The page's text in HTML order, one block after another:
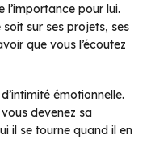
l’importance pour lui.
sur ses projets, ses
que vous l’écoutez
émotionnelle.
devenez sa
il se tourne quand il en